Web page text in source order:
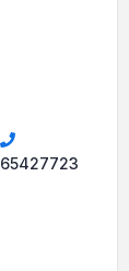
65427723